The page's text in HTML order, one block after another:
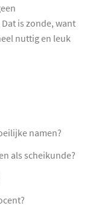
is zonde, want
nuttig en leuk
namen?
als scheikunde?